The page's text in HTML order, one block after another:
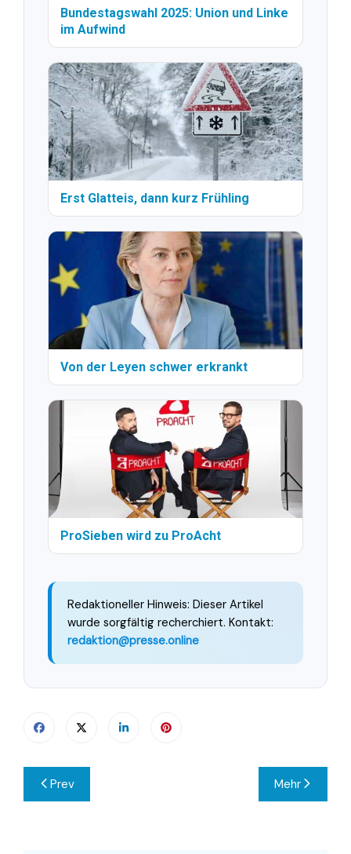
Bundestagswahl 2025: Union und Linke
im Aufwind
Erst Glatteis, dann kurz Frühling
Von der Leyen schwer erkrankt
ProSieben wird zu ProAcht
Redaktioneller Hinweis: Dieser Artikel
wurde sorgfältig recherchiert. Kontakt:
redaktion@presse.online
Beitragsnavigation
Prev Mehr